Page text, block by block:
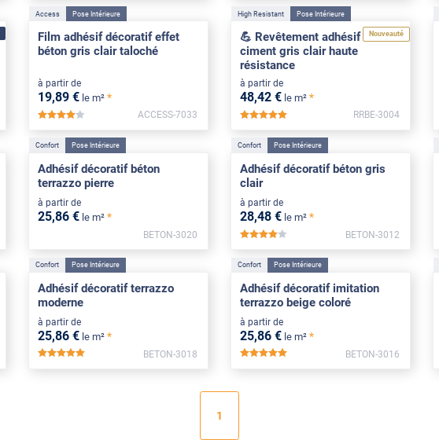
Access Pose Intérieure
Film adhésif décoratif effet
béton gris clair taloché
à partir de
19,89 € le m² *
*****
ACCESS-7033
Nouveauté
High Resistant Pose Intérieure
💪 Revêtement adhésif effet
ciment gris clair haute
résistance
à partir de
48,42 € le m² *
RRBE-3004
Confort Pose Intérieure
Adhésif décoratif béton
terrazzo pierre
à partir de
25,86 € le m² *
BETON-3020
Confort Pose Intérieure
Adhésif décoratif béton gris
clair
à partir de
28,48 € le m² *
*****
BETON-3012
Confort Pose Intérieure
Adhésif décoratif terrazzo
moderne
à partir de
25,86 € le m² *
BETON-3018
Confort Pose Intérieure
Adhésif décoratif imitation
terrazzo beige coloré
à partir de
25,86 € le m² *
BETON-3016
1